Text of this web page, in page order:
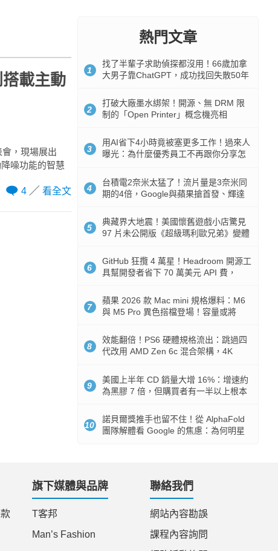
載主動
，現場展出
噪功能的智慧
4
看全文
熱門文章
1
找了半輩子求助偵探都沒用！66歲加拿
大男子靠ChatGPT，成功找回失散50年
2
打破大廠墨水綁架！開源、無 DRM 限
制的「Open Printer」概念機亮相
3
用AI省下4小時竟被塞更多工作！過來人
曝光：為什麼優秀員工不再跟你分享怎
4
台積電2奈米太猛了！流片量是3奈米同
期的4倍，Google與蘋果搶首發、輝達
5
典藏界大地震！美國懷舊遊戲小店驚見
97 片未公開版《超級瑪利歐兄弟》變體
6
GitHub 狂攬 4 萬星！Headroom 開源工
具幫開發者省下 70 萬美元 API 費，
7
蘋果 2026 款 Mac mini 規格爆料：M6
與 M5 Pro 異色搭檔登場！容量或將
8
效能翻倍！PS6 硬體規格流出：跳過四
代改用 AMD Zen 6c 混合架構，4K
9
美國上半年 CD 銷量大增 16%：增速約
為黑膠 7 倍，但購買者有一半以上根本
10
諾貝爾獎推手也留不住！從 AlphaFold
團隊解體看 Google 的焦慮：為何明星
旗下媒體與品牌
T客邦
Man’s Fashion
聯絡我們
網站內容勘誤
課程內容詢問